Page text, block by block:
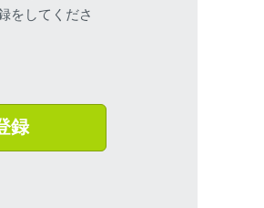
をしてくださ
録
該当する商品がありません